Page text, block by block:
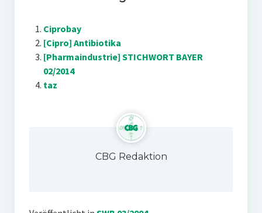
Ciprobay
[Cipro] Antibiotika
[Pharmaindustrie] STICHWORT BAYER
02/2014
taz
CBG Redaktion